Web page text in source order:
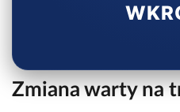
Zmiana warty na